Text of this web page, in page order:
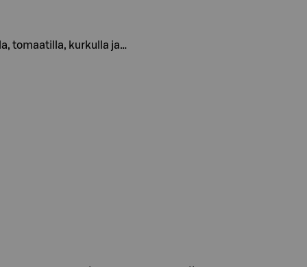
tomaatilla, kurkulla ja…